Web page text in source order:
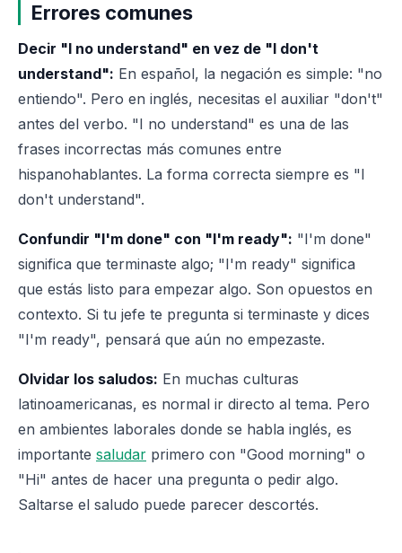
Errores comunes
Decir "I no understand" en vez de "I don't
understand": En español, la negación es simple: "no
entiendo". Pero en inglés, necesitas el auxiliar "don't"
antes del verbo. "I no understand" es una de las
frases incorrectas más comunes entre
hispanohablantes. La forma correcta siempre es "I
don't understand".
Confundir "I'm done" con "I'm ready": "I'm done"
significa que terminaste algo; "I'm ready" significa
que estás listo para empezar algo. Son opuestos en
contexto. Si tu jefe te pregunta si terminaste y dices
"I'm ready", pensará que aún no empezaste.
Olvidar los saludos: En muchas culturas
latinoamericanas, es normal ir directo al tema. Pero
en ambientes laborales donde se habla inglés, es
importante saludar primero con "Good morning" o
"Hi" antes de hacer una pregunta o pedir algo.
Saltarse el saludo puede parecer descortés.